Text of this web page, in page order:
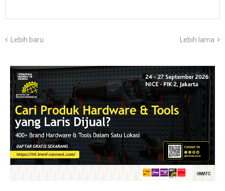
Lebih baru Lebih lama